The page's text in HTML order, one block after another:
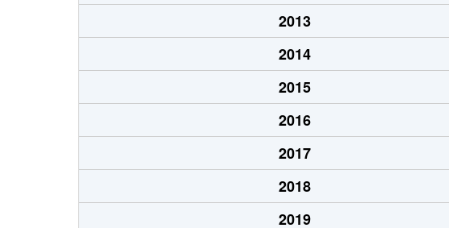
2013
2014
2015
2016
2017
2018
2019